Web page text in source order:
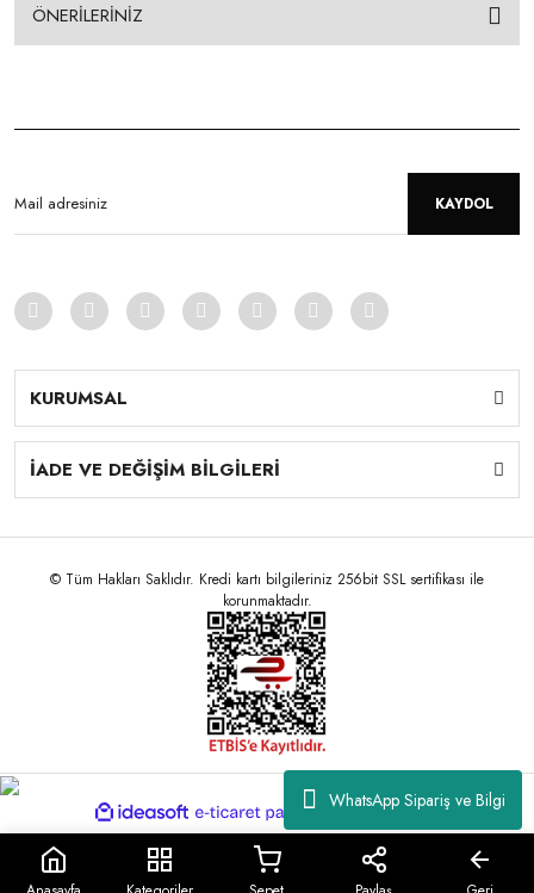
WhatsApp Sipariş ve Bilgi
ÖNERİLERİNİZ
KAYDOL
KURUMSAL
İADE VE DEĞİŞİM BİLGİLERİ
© Tüm Hakları Saklıdır. Kredi kartı bilgileriniz 256bit SSL sertifikası ile
korunmaktadır.
ideasoft
ticaret
paketleri
ile
hazırlandı.